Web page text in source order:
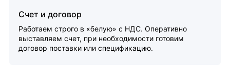
Счет и договор
Работаем строго в «белую» с НДС. Оперативно
выставляем счет, при необходимости готовим
договор поставки или спецификацию.